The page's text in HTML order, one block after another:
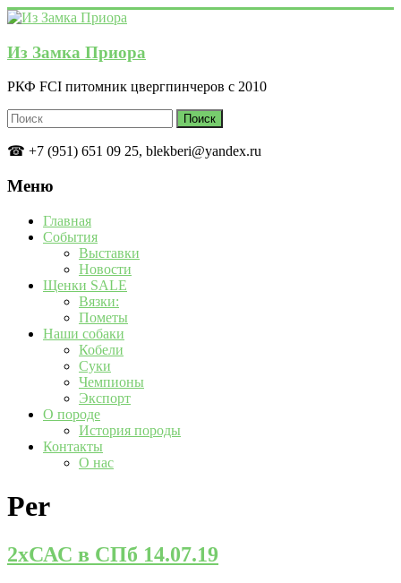
Перейти
содержимому
Из Замка Приора
РКФ FCI питомник цвергпинчеров с 2010
☎ +7 (951) 651 09 25, blekberi@yandex.ru
Меню
Главная
События
Выставки
Новости
Щенки SALE
Вязки:
Пометы
Наши собаки
Кобели
Суки
Чемпионы
Экспорт
О породе
История породы
Контакты
О нас
Per
2хСАС в СПб 14.07.19